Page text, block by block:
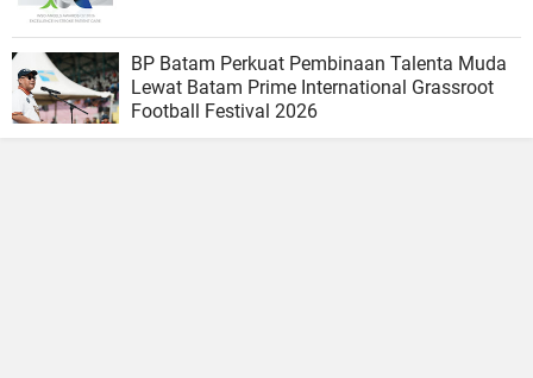
BP Batam Perkuat Pembinaan Talenta Muda
Lewat Batam Prime International Grassroot
Football Festival 2026